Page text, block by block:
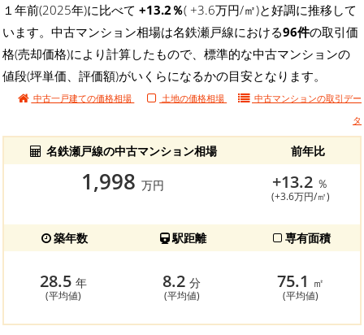
１年前(2025年)に比べて +13.2％( +3.6万円/㎡)と好調に推移して
います。中古マンション相場は名鉄瀬戸線における96件の取引価
格(売却価格)により計算したもので、標準的な中古マンションの
値段(坪単価、評価額)がいくらになるかの目安となります。
中古一戸建ての価格相場 土地の価格相場 中古マンションの取引デー
タ
名鉄瀬戸線の中古マンション相場 前年比
1,998 万円 +13.2 ％
(+3.6万円/㎡)
築年数 駅距離 専有面積
28.5 年
(平均値)
8.2分
(平均値)
75.1 ㎡
(平均値)